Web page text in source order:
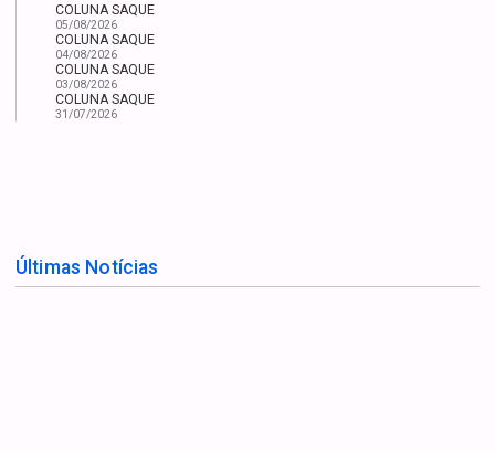
COLUNA SAQUE
05/08/2026
COLUNA SAQUE
04/08/2026
COLUNA SAQUE
03/08/2026
COLUNA SAQUE
31/07/2026
Últimas Notícias